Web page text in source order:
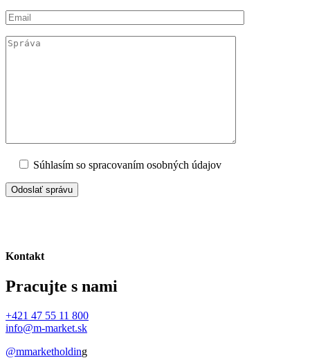
Súhlasím so spracovaním osobných údajov
Odoslať správu
Kontakt
Pracujte s nami
+421 47 55 11 800
info@m-market.sk
@mmarketholding